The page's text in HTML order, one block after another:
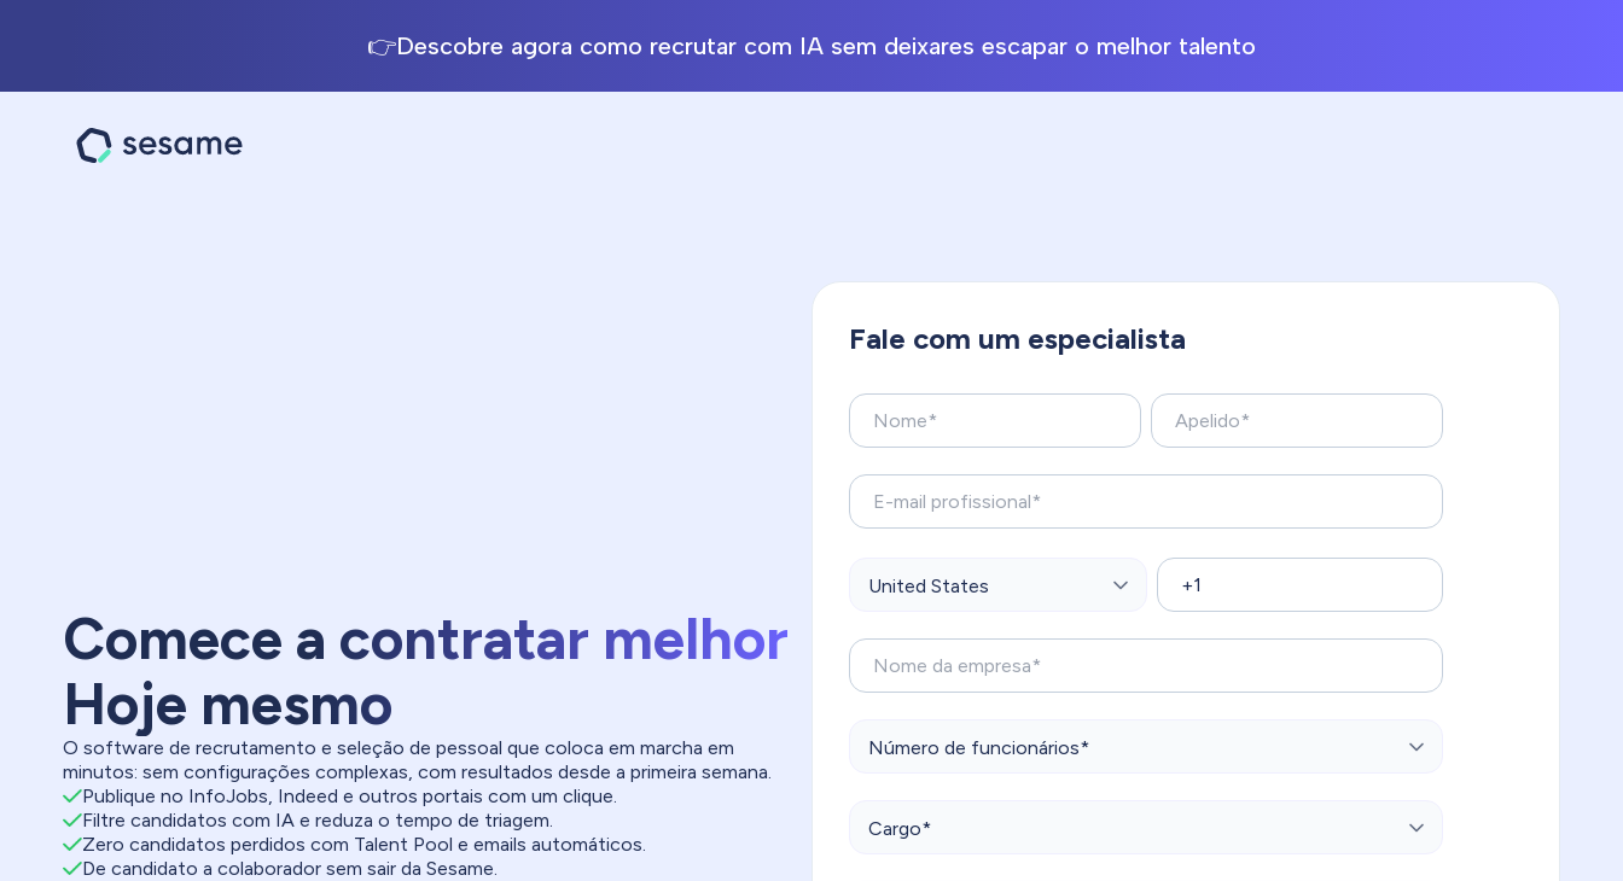
👉Descobre agora como recrutar com IA sem deixares escapar o melhor talento
Comece a contratar melhor
Hoje mesmo
O software de recrutamento e seleção de pessoal que coloca em marcha em
minutos: sem configurações complexas, com resultados desde a primeira semana.
Publique no InfoJobs, Indeed e outros portais com um clique.
Filtre candidatos com IA e reduza o tempo de triagem.
Zero candidatos perdidos com Talent Pool e emails automáticos.
De candidato a colaborador sem sair da Sesame.
Fale com um especialista